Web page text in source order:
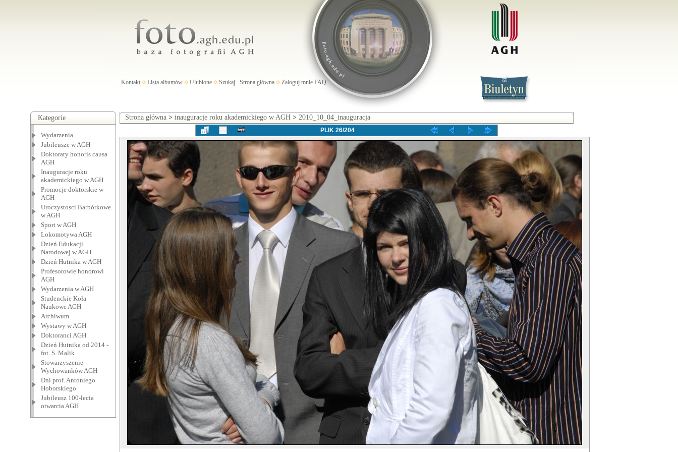
Kontakt Lista albumów Ulubione Szukaj Strona główna Zaloguj mnie FAQ
Kategorie
Wydarzenia
Jubileusze w AGH
Doktoraty honoris causa
AGH
Inauguracje roku
akademickiego w AGH
Promocje doktorskie w
AGH
Uroczystosci Barbórkowe
w AGH
Sport w AGH
Lokomotywa AGH
Dzień Edukacji
Narodowej w AGH
Dzień Hutnika w AGH
Profesorowie honorowi
AGH
Wydarzenia w AGH
Studenckie Koła
Naukowe AGH
Archiwum
Wystawy w AGH
Doktoranci AGH
Dzień Hutnika od 2014 -
fot. S. Malik
Stowarzyszenie
Wychowanków AGH
Dni prof. Antoniego
Hoborskiego
Jubileusz 100-lecia
otwarcia AGH
Strona główna> inauguracje roku akademickiego w AGH> 2010_10_04_inauguracja
PLIK 26/204